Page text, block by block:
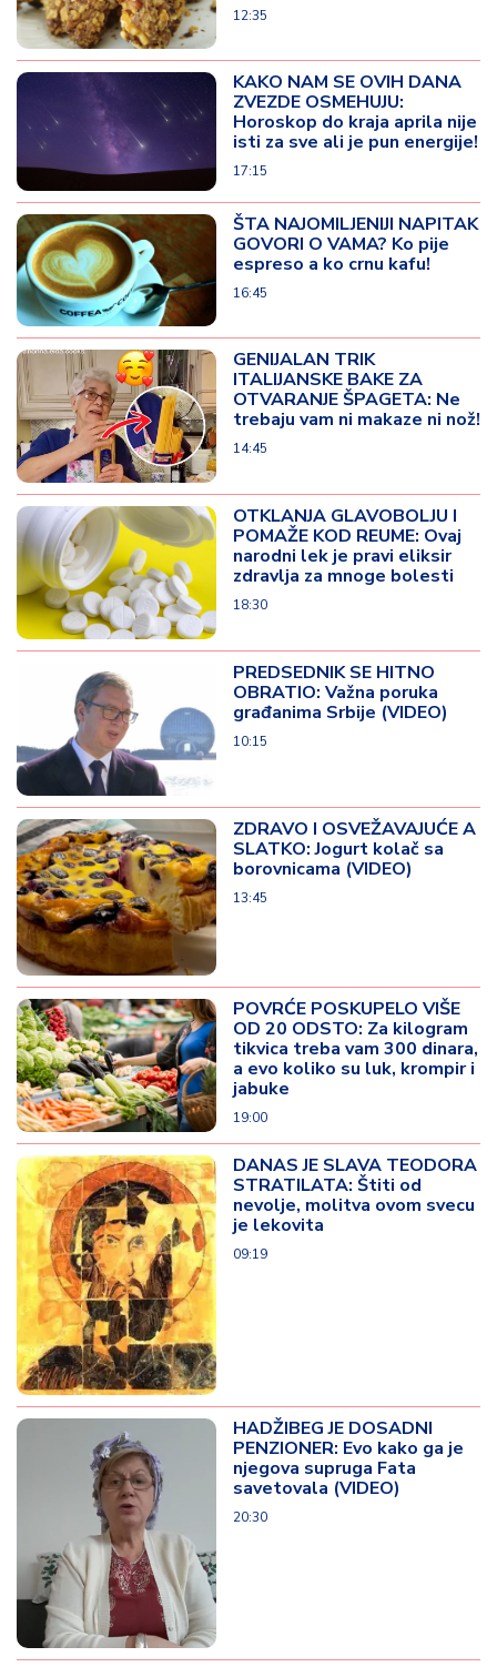
12:35
KAKO NAM SE OVIH DANA
ZVEZDE OSMEHUJU:
Horoskop do kraja aprila nije
isti za sve ali je pun energije!
17:15
ŠTA NAJOMILJENIJI NAPITAK
GOVORI O VAMA? Ko pije
espreso a ko crnu kafu!
16:45
GENIJALAN TRIK
ITALIJANSKE BAKE ZA
OTVARANJE ŠPAGETA: Ne
trebaju vam ni makaze ni nož!
14:45
OTKLANJA GLAVOBOLJU I
POMAŽE KOD REUME: Ovaj
narodni lek je pravi eliksir
zdravlja za mnoge bolesti
18:30
PREDSEDNIK SE HITNO
OBRATIO: Važna poruka
građanima Srbije (VIDEO)
10:15
ZDRAVO I OSVEŽAVAJUĆE A
SLATKO: Jogurt kolač sa
borovnicama (VIDEO)
13:45
POVRĆE POSKUPELO VIŠE
OD 20 ODSTO: Za kilogram
tikvica treba vam 300 dinara,
a evo koliko su luk, krompir i
jabuke
19:00
DANAS JE SLAVA TEODORA
STRATILATA: Štiti od
nevolje, molitva ovom svecu
je lekovita
09:19
HADŽIBEG JE DOSADNI
PENZIONER: Evo kako ga je
njegova supruga Fata
savetovala (VIDEO)
20:30